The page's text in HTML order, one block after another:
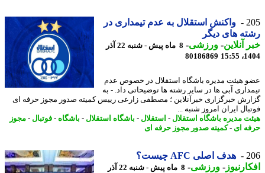
واکنش استقلال به عدم تیمداری در
های دیگر
آنلاین-ورزشی-
8 ماه پیش - شنبه 22 آذر
80186869
هیئت مدیره باشگاه استقلال در خصوص عدم
آبی ها در سایر رشته ها توضیحاتی داد. - به
خبرگزاری خبرآنلاین ؛ مصطفی زارعی رییس کمیته صدور مجوز حرفه ای
ایران امروز شنبه ...
مدیره باشگاه استقلال-استقلال-باشگاه استقلال-باشگاه-فوتبال-مجوز
ای- کمیته صدور مجوز حرفه ای
هدف اصلی AFC چیست؟
-ورزشی-
8 ماه پیش - شنبه 22 آذر